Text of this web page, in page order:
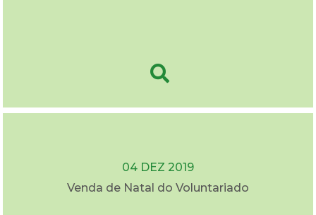
04 DEZ 2019
Venda de Natal do Voluntariado